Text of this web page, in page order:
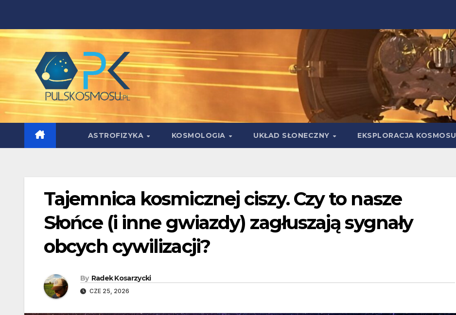
content
ASTROFIZYKA KOSMOLOGIA UKŁAD SŁONECZNY EKSPLORACJA KOSMOSU
Tajemnica kosmicznej ciszy. Czy to nasze
Słońce (i inne gwiazdy) zagłuszają sygnały
obcych cywilizacji?
By Radek Kosarzycki
CZE 25, 2026